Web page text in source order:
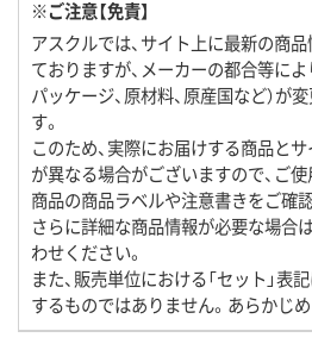
※ご注意【免責】
アスクルでは、サイト上に最新の商
ておりますが、メーカーの都合等によ
パッケージ、原材料、原産国など）が
す。
このため、実際にお届けする商品と
が異なる場合がございますので、ご
商品の商品ラベルや注意書きをご確
さらに詳細な商品情報が必要な場合
わせください。
また、販売単位における「セット」表
するものではありません。あらかじ